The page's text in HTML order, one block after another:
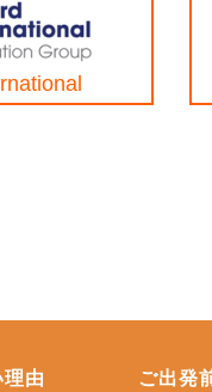
由 ご出発